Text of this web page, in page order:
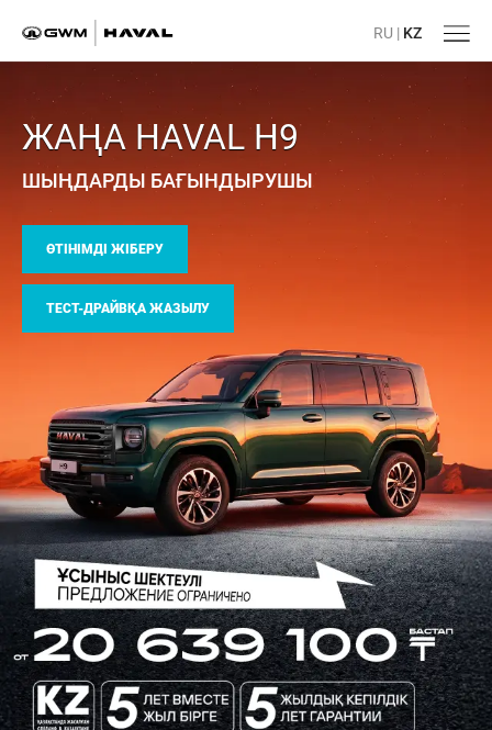
RU | KZ
ЖАҢА HAVAL H9
ШЫҢДАРДЫ БАҒЫНДЫРУШЫ
ӨТІНІМДІ ЖІБЕРУ
ТЕСТ-ДРАЙВҚА ЖАЗЫЛУ